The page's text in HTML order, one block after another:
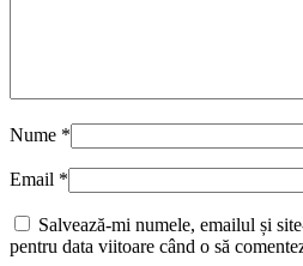
Nume *
Email *
Salvează-mi numele, emailul și
pentru data viitoare când o să